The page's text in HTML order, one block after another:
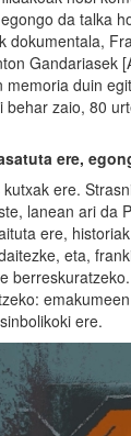
da talka
dokumentala,
Gandariasek
memoria duin
behar zaio, 80
ere,
ere.
lanean ari da
ere,
eta,
ere.